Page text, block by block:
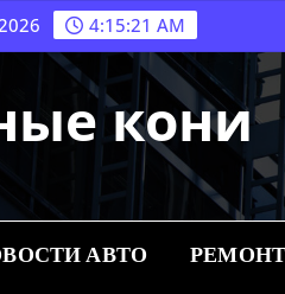
4:15:22 AM
кони
АВТО